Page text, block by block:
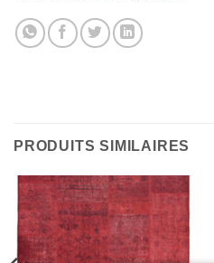
PRODUITS SIMILAIRES